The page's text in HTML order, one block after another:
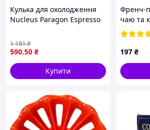
бійтеся змінювати швидкість наливу
саме для цього.
Кулька для охолодження
Nucleus Paragon Espresso
напоїв і коктейлів
590.50 ₴
1 181₴
Купити
Френч-
чаю та
мл (MR-
197 ₴